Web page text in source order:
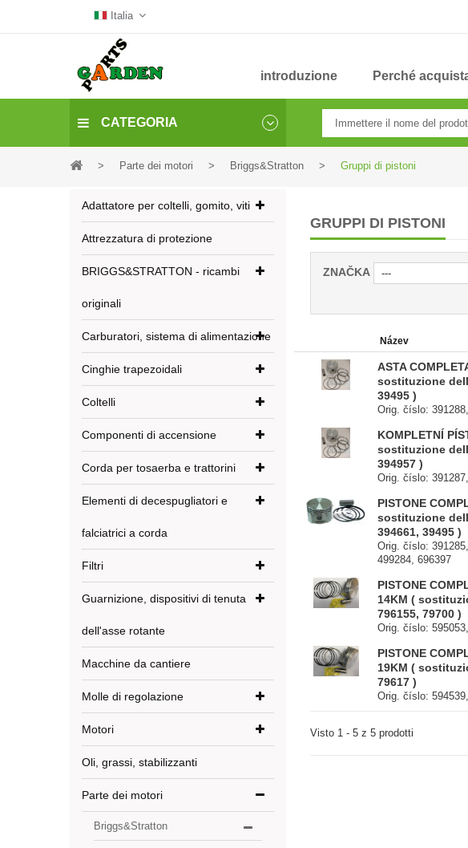
Italia
introduzione Perché
CATEGORIA
> Parte dei motori > Briggs&Stratton > Gruppi di pistoni
Adattatore per coltelli, gomito, viti
Attrezzatura di protezione
BRIGGS&STRATTON - ricambi
originali
Carburatori, sistema di alimentazione
Cinghie trapezoidali
Coltelli
Componenti di accensione
Corda per tosaerba e trattorini
Elementi di decespugliatori e
falciatrici a corda
Filtri
Guarnizione, dispositivi di tenuta
dell'asse rotante
Macchine da cantiere
Molle di regolazione
Motori
Oli, grassi, stabilizzanti
Parte dei motori
Briggs&Stratton
GRUPPI DI PISTONI
ZNAČKA
Název
ASTA
sostituzione
39495 )
Orig. číslo:
KOMPLETNÍ
sostituzione
394957 )
Orig. číslo:
PISTONE
sostituzione
394661, 39495 )
Orig. číslo:
499284, 696397
PISTONE
14KM (
796155, 79700 )
Orig. číslo:
PISTONE
19KM (
79617 )
Orig. číslo:
Visto 1 - 5 z 5 prodotti